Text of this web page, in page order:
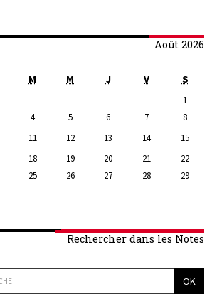
Août 2026
M M J V S
1
4 5 6 7
8
11 12 13 14
15
18 19 20 21
22
25 26 27 28
29
Rechercher dans les Notes